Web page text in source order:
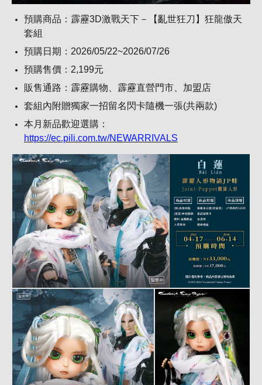
預購商品：霹靂3D激戰天下－【亂世狂刀】狂龍傲天
套組
預購日期：2026/05/22~2026/07/26
預購售價：2,199元
販售通路：霹靂購物、霹靂直營門市、加盟店
套組內附贈獨家一招留名閃卡隨機一張(共兩款)
本月新品歡迎選購：
https://ec.pili.com.tw/NEWARRIVALS